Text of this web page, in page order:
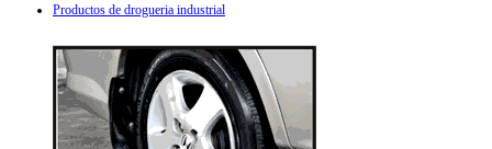
Productos de drogueria industrial